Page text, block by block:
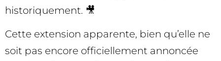
historiquement. 🎥
Cette extension apparente, bien qu’elle ne
soit pas encore officiellement annoncée